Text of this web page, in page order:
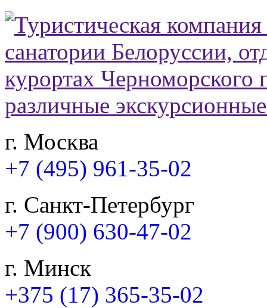
г. Москва
+7 (495) 961-35-02
г. Санкт-Петербург
+7 (900) 630-47-02
г. Минск
+375 (17) 365-35-02